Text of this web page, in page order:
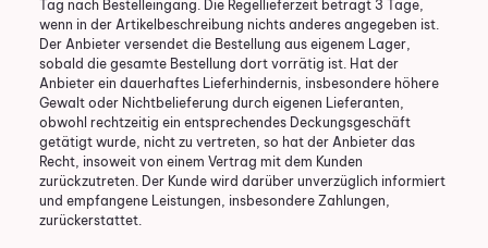
Tag nach Bestelleingang. Die Regellieferzeit beträgt 3 Tage,
wenn in der Artikelbeschreibung nichts anderes angegeben ist.
Der Anbieter versendet die Bestellung aus eigenem Lager,
sobald die gesamte Bestellung dort vorrätig ist. Hat der
Anbieter ein dauerhaftes Lieferhindernis, insbesondere höhere
Gewalt oder Nichtbelieferung durch eigenen Lieferanten,
obwohl rechtzeitig ein entsprechendes Deckungsgeschäft
getätigt wurde, nicht zu vertreten, so hat der Anbieter das
Recht, insoweit von einem Vertrag mit dem Kunden
zurückzutreten. Der Kunde wird darüber unverzüglich informiert
und empfangene Leistungen, insbesondere Zahlungen,
zurückerstattet.